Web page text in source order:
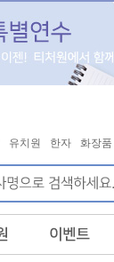
유치원 한자 화장품